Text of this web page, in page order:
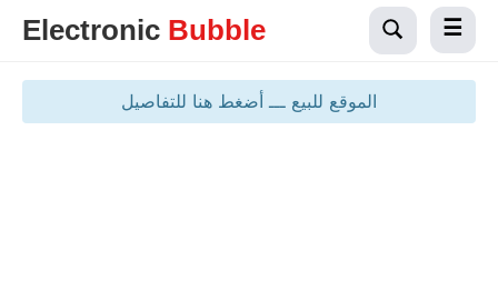
Electronic Bubble
الموقع للبيع ـــ أضغط هنا للتفاصيل